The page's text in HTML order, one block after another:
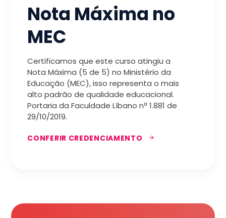
Nota Máxima no
MEC
Certificamos que este curso atingiu a
Nota Máxima (5 de 5) no Ministério da
Educação (MEC), isso representa o mais
alto padrão de qualidade educacional.
Portaria da Faculdade Líbano nª 1.881 de
29/10/2019.
CONFERIR CREDENCIAMENTO